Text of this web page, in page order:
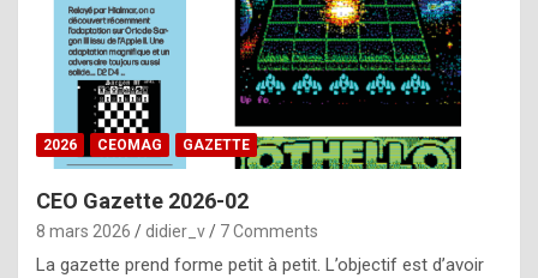
y
b
e
b
y
g
e
2026 CEOMAG GAZETTE
CEO Gazette 2026-02
8 mars 2026 didier_v 7 Comments
La gazette prend forme petit à petit. L’objectif est d’avoir